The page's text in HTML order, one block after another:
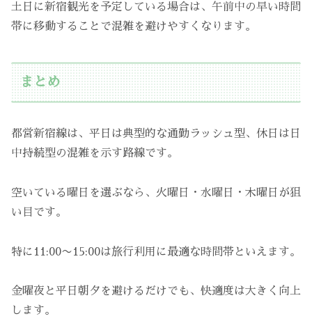
土日に新宿観光を予定している場合は、午前中の早い時間
帯に移動することで混雑を避けやすくなります。
まとめ
都営新宿線は、平日は典型的な通勤ラッシュ型、休日は日
中持続型の混雑を示す路線です。
空いている曜日を選ぶなら、火曜日・水曜日・木曜日が狙
い目です。
特に11:00〜15:00は旅行利用に最適な時間帯といえます。
金曜夜と平日朝夕を避けるだけでも、快適度は大きく向上
します。